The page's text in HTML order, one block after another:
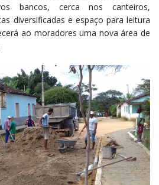
bancos, cerca nos canteiros,
diversificadas e espaço para leitura
ao moradores uma nova área de